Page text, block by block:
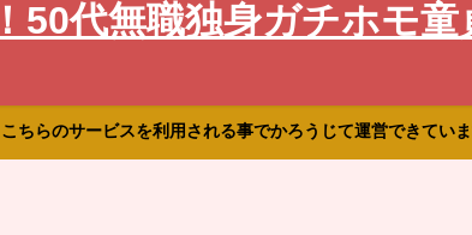
50代無職独身ガチホモ
ちらのサービスを利用される事でかろうじて運営できてい